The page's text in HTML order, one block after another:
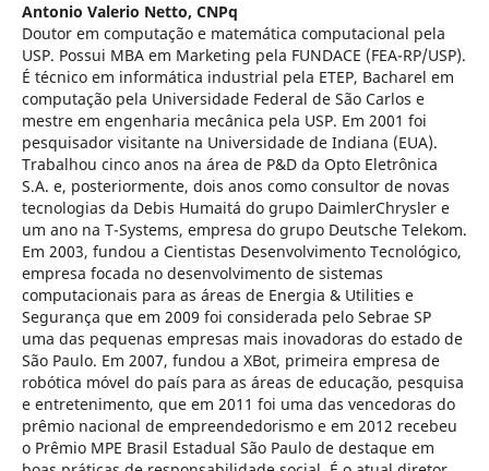
Antonio Valerio Netto, CNPq
Doutor em computação e matemática computacional pela
USP. Possui MBA em Marketing pela FUNDACE (FEA-RP/USP).
É técnico em informática industrial pela ETEP, Bacharel em
computação pela Universidade Federal de São Carlos e
mestre em engenharia mecânica pela USP. Em 2001 foi
pesquisador visitante na Universidade de Indiana (EUA).
Trabalhou cinco anos na área de P&D da Opto Eletrônica
S.A. e, posteriormente, dois anos como consultor de novas
tecnologias da Debis Humaitá do grupo DaimlerChrysler e
um ano na T-Systems, empresa do grupo Deutsche Telekom.
Em 2003, fundou a Cientistas Desenvolvimento Tecnológico,
empresa focada no desenvolvimento de sistemas
computacionais para as áreas de Energia & Utilities e
Segurança que em 2009 foi considerada pelo Sebrae SP
uma das pequenas empresas mais inovadoras do estado de
São Paulo. Em 2007, fundou a XBot, primeira empresa de
robótica móvel do país para as áreas de educação, pesquisa
e entretenimento, que em 2011 foi uma das vencedoras do
prêmio nacional de empreendedorismo e em 2012 recebeu
o Prêmio MPE Brasil Estadual São Paulo de destaque em